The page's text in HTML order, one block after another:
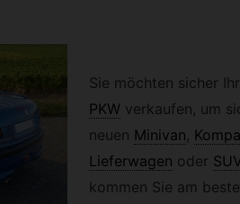
Sie möchten sicher
PKW verkaufen, um
neuen Minivan,
Lieferwagen oder
kommen Sie am